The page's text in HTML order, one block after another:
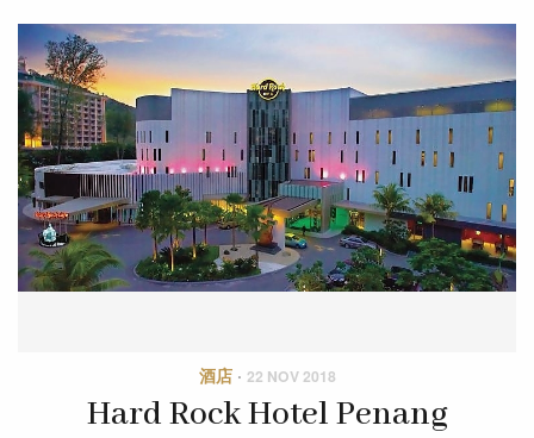
酒店· 22 NOV 2018
Hard Rock Hotel Penang